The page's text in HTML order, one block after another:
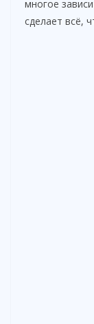
многое
сделает всё,